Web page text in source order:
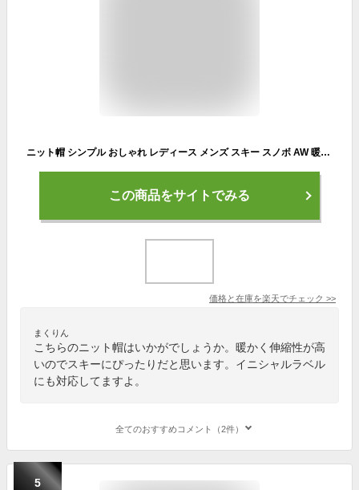
ニット帽 シンプル おしゃれ レディース メンズ スキー スノボ AW 暖かい 大きめ 秋 冬 ニットキャップ ゴルフ スキー スノボ 帽子 防寒 おそろい ペアルック ビーニー アクリル ニット帽 タグ 送料無料【イニシャルラベル対応】【模様編みラベルアクリルニットキャップ】
この商品をサイトでみる
価格と在庫を楽天でチェック >>
まくりん
こちらのニット帽はいかがでしょうか。暖かく伸縮性が高
いのでスキーにぴったりだと思います。イニシャルラベル
にも対応してますよ。
全てのおすすめコメント（2件）
5